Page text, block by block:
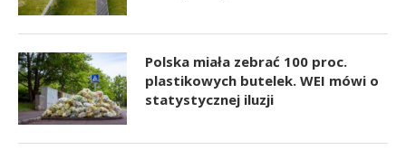
Polska miała zebrać 100 proc.
plastikowych butelek. WEI mówi o
statystycznej iluzji